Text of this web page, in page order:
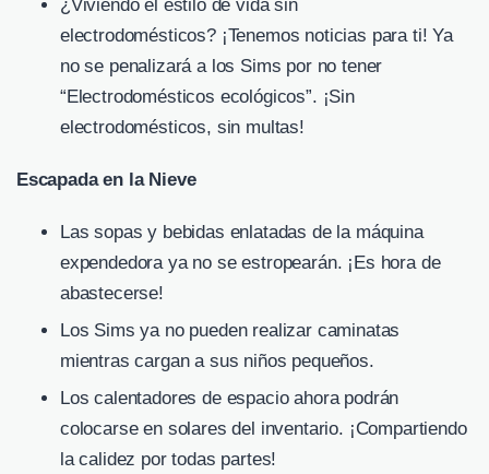
¿Viviendo el estilo de vida sin
electrodomésticos? ¡Tenemos noticias para ti! Ya
no se penalizará a los Sims por no tener
“Electrodomésticos ecológicos”. ¡Sin
electrodomésticos, sin multas!
Escapada en la Nieve
Las sopas y bebidas enlatadas de la máquina
expendedora ya no se estropearán. ¡Es hora de
abastecerse!
Los Sims ya no pueden realizar caminatas
mientras cargan a sus niños pequeños.
Los calentadores de espacio ahora podrán
colocarse en solares del inventario. ¡Compartiendo
la calidez por todas partes!